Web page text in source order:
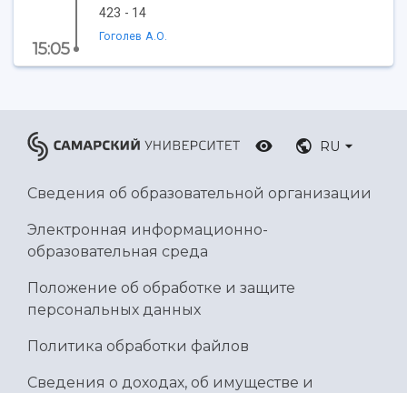
Ботанический сад
Международный межвузовский кампус
15:05
423 - 14
Гоголев А.О.
RU
Сведения об образовательной организации
Электронная информационно-
образовательная среда
Положение об обработке и защите
персональных данных
Политика обработки файлов
Сведения о доходах, об имуществе и